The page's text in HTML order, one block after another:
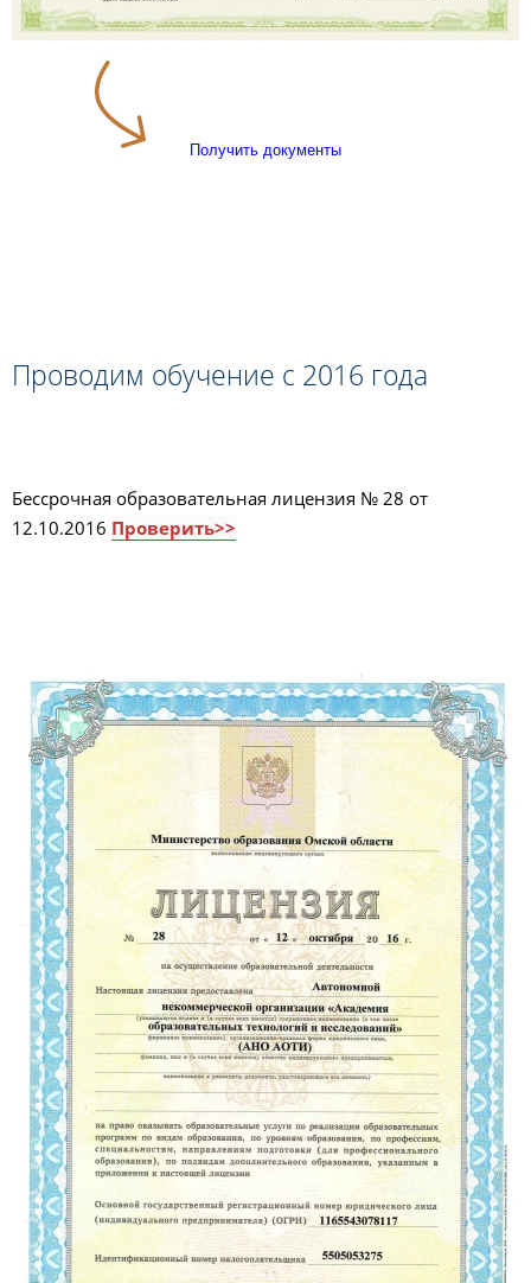
Получить документы
Проводим обучение с 2016 года
Бессрочная образовательная лицензия № 28 от
12.10.2016 Проверить>>